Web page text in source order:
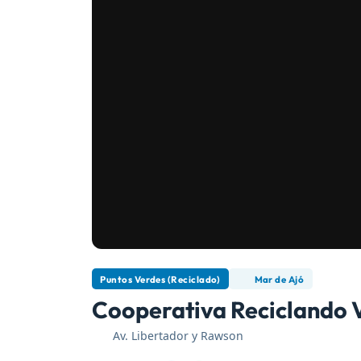
Puntos Verdes (Reciclado) Mar de Ajó
Cooperativa Reciclando
Av. Libertador y Rawson